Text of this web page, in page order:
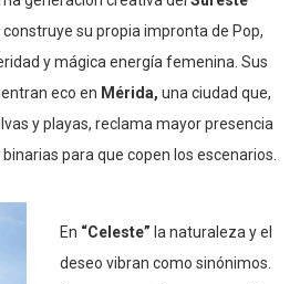
construye su propia impronta de Pop,
y mágica energía femenina. Sus
eco en Mérida, una ciudad que,
y playas, reclama mayor presencia
para que copen los escenarios.
En “Celeste” la naturaleza y el
deseo vibran como sinónimos.